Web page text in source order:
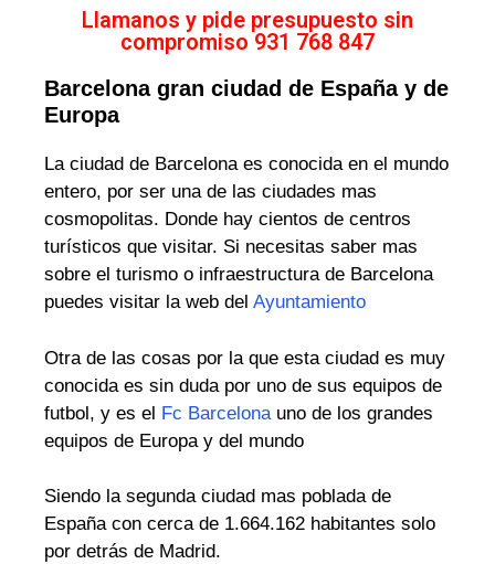
Llamanos y pide presupuesto sin
compromiso 931 768 847
Barcelona gran ciudad de España y de
Europa
La ciudad de Barcelona es conocida en el mundo
entero, por ser una de las ciudades mas
cosmopolitas. Donde hay cientos de centros
turísticos que visitar. Si necesitas saber mas
sobre el turismo o infraestructura de Barcelona
puedes visitar la web del Ayuntamiento
Otra de las cosas por la que esta ciudad es muy
conocida es sin duda por uno de sus equipos de
futbol, y es el Fc Barcelonauno de los grandes
equipos de Europa y del mundo
Siendo la segunda ciudad mas poblada de
España con cerca de 1.664.162 habitantes solo
por detrás de Madrid.